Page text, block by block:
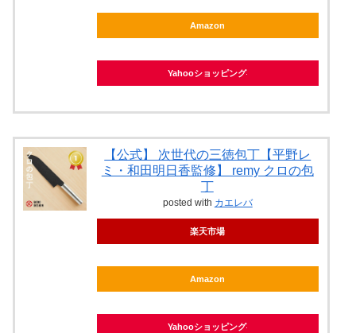
Amazon
Yahooショッピング
【公式】 次世代の三徳包丁【平野レ
ミ・和田明日香監修】 remy クロの包
丁
posted with カエレバ
楽天市場
Amazon
Yahooショッピング